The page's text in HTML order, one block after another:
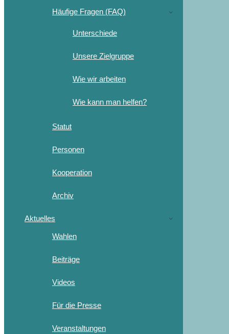
Häufige Fragen (FAQ)
Unterschiede
Unsere Zielgruppe
Wie wir arbeiten
Wie kann man helfen?
Statut
Personen
Kooperation
Archiv
Aktuelles
Wahlen
Beiträge
Videos
Für die Presse
Veranstaltungen